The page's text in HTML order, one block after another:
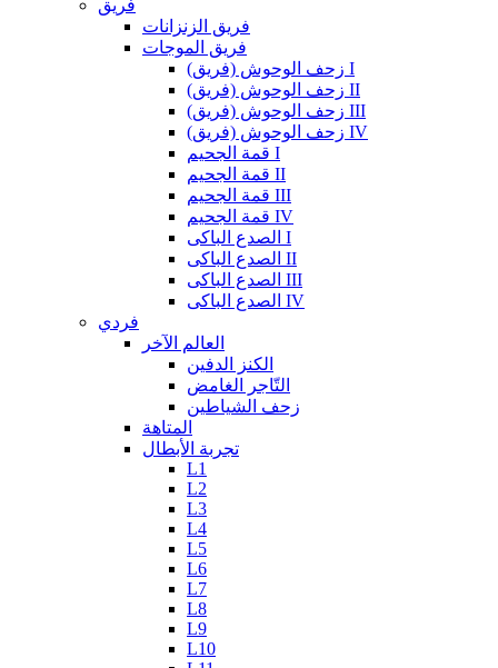
فريق
فريق الزنزانات
فريق الموجات
زحف الوحوش (فريق) I
زحف الوحوش (فريق) II
زحف الوحوش (فريق) III
زحف الوحوش (فريق) IV
قمة الجحيم I
قمة الجحيم II
قمة الجحيم III
قمة الجحيم IV
الصدع الباكى I
الصدع الباكى II
الصدع الباكى III
الصدع الباكى IV
فردي
العالم الآخر
الكنز الدفين
التّاجر الغامض
زحف الشياطين
المتاهة
تجربة الأبطال
L1
L2
L3
L4
L5
L6
L7
L8
L9
L10